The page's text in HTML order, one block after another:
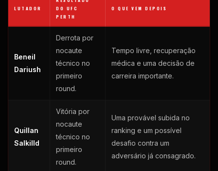
LUTADOR
DO UFC
PERTH
O QUE VEM DEPOIS
Beneil
Dariush
Derrota por
nocaute
técnico no
primeiro
round.
Tempo livre, recuperação
médica e uma decisão de
carreira importante.
Quillan
Salkilld
Vitória por
nocaute
técnico no
primeiro
round.
Uma provável subida no
ranking e um possível
desafio contra um
adversário já consagrado.